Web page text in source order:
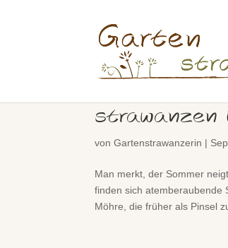
strawanzen
vonGartenstrawanzerin |
Man merkt, der Sommer
finden sich atemberaubende
Möhre, die früher als Pinsel